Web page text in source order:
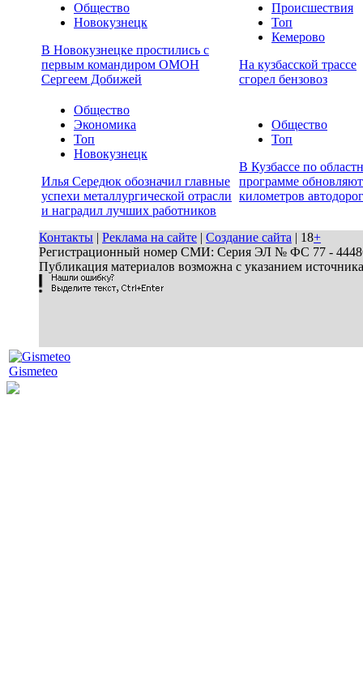
Общество
Новокузнецк
В Новокузнецке простились с
первым командиром ОМОН
Сергеем Добижей
Происшествия
Топ
Кемерово
На кузбасской трассе
сгорел бензовоз
Общество
Экономика
Топ
Новокузнецк
Илья Середюк обозначил главные
успехи металлургической отрасли
и наградил лучших работников
Общество
Топ
В Кузбассе по
программе
километров автодорог
Контакты | Реклама на сайте | Создание сайта | 18+
Регистрационный номер СМИ: Серия ЭЛ № ФС 77 - 44486
Публикация материалов возможна с указанием
Gismeteo